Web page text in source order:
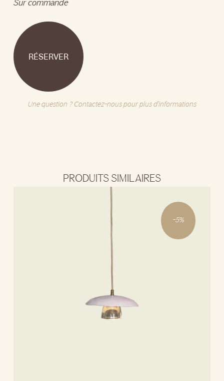
Sur commande
RÉSERVER
Une question ? Contactez-nous pour plus d'informations
PRODUITS SIMILAIRES
-5%